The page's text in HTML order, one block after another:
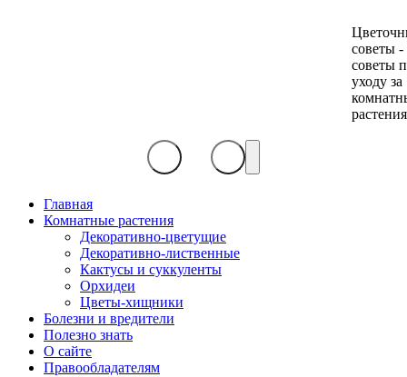
советы -
советы
уходу за
Главная
Комнатные растения
Декоративно-цветущие
Декоративно-лиственные
Кактусы и суккуленты
Орхидеи
Цветы-хищники
Болезни и вредители
Полезно знать
О сайте
Правообладателям